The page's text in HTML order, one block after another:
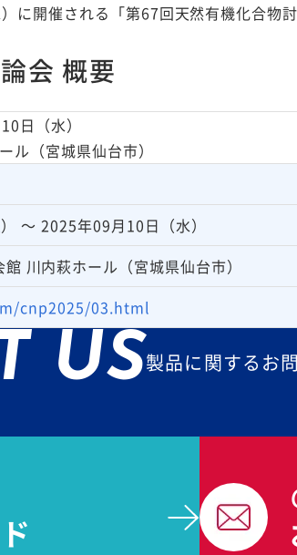
に開催される「第67回天然有機化合物
会 概要
日（水）
ル（宮城県仙台市）
～ 2025年09月10日（水）
川内萩ホール（宮城県仙台市）
cnp2025/03.html
US製品に関するお